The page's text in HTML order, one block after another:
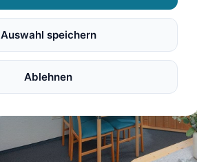
Auswahl speichern
Ablehnen